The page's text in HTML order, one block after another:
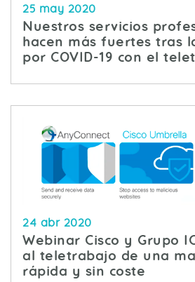
25 may 2020
Nuestros servicios
hacen más fuertes tras
por COVID-19 con el
24 abr 2020
Webinar Cisco y Grupo
al teletrabajo de una
rápida y sin coste